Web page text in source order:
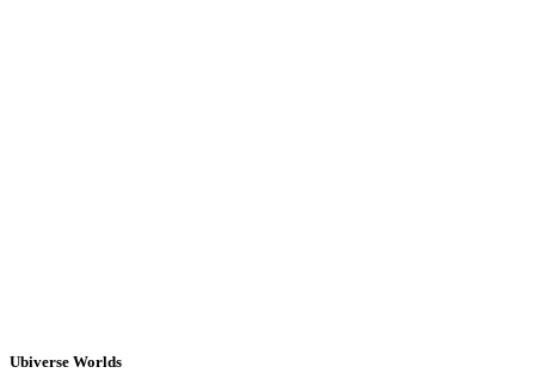
Ubiverse Worlds